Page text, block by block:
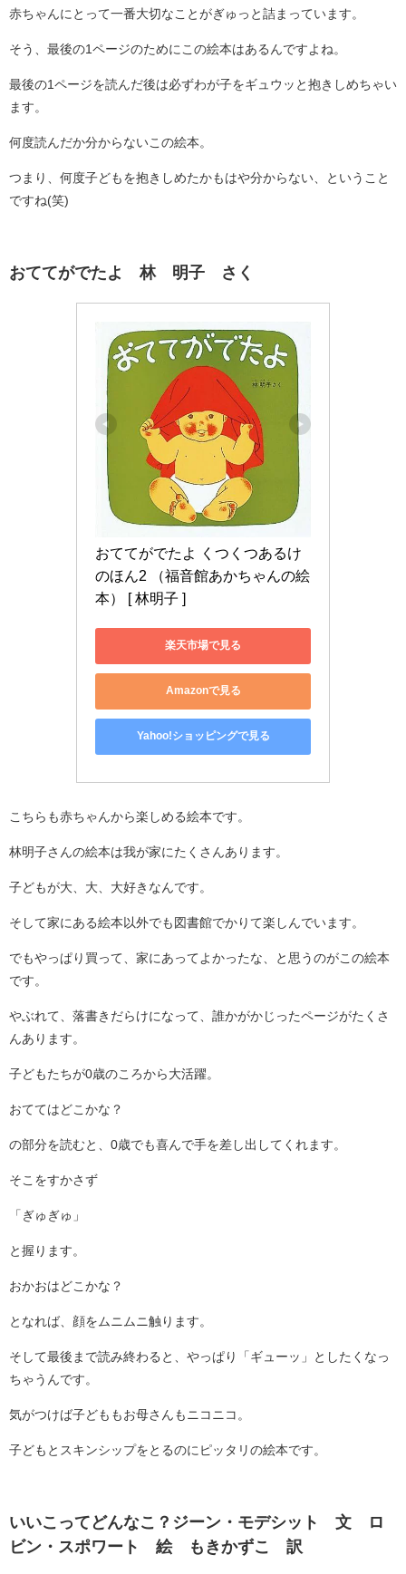
赤ちゃんにとって一番大切なことがぎゅっと詰まっています。
そう、最後の1ページのためにこの絵本はあるんですよね。
最後の1ページを読んだ後は必ずわが子をギュウッと抱きしめちゃい
ます。
何度読んだか分からないこの絵本。
つまり、何度子どもを抱きしめたかもはや分からない、ということ
ですね(笑)
おててがでたよ 林 明子 さく
おててがでたよ くつくつあるけ
のほん2 （福音館あかちゃんの絵
本） [ 林明子 ]
楽天市場で見る
Amazonで見る
Yahoo!ショッピングで見る
こちらも赤ちゃんから楽しめる絵本です。
林明子さんの絵本は我が家にたくさんあります。
子どもが大、大、大好きなんです。
そして家にある絵本以外でも図書館でかりて楽しんでいます。
でもやっぱり買って、家にあってよかったな、と思うのがこの絵本
です。
やぶれて、落書きだらけになって、誰かがかじったページがたくさ
んあります。
子どもたちが0歳のころから大活躍。
おててはどこかな？
の部分を読むと、0歳でも喜んで手を差し出してくれます。
そこをすかさず
「ぎゅぎゅ」
と握ります。
おかおはどこかな？
となれば、顔をムニムニ触ります。
そして最後まで読み終わると、やっぱり「ギューッ」としたくなっ
ちゃうんです。
気がつけば子どももお母さんもニコニコ。
子どもとスキンシップをとるのにピッタリの絵本です。
いいこってどんなこ？ジーン・モデシット 文 ロ
ビン・スポワート 絵 もきかずこ 訳